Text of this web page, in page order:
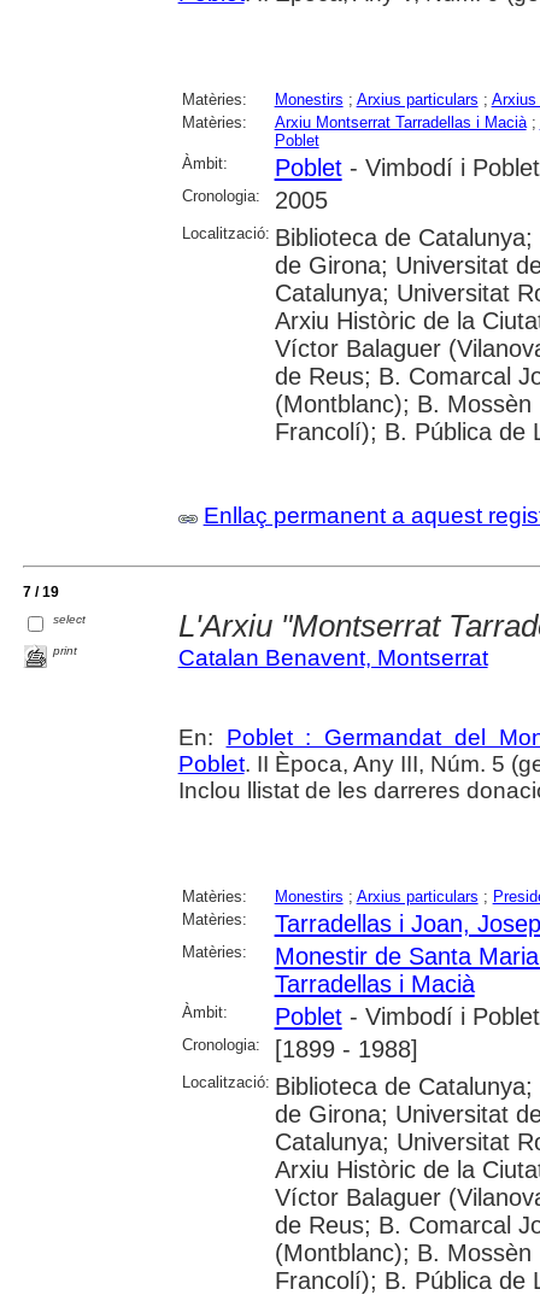
Matèries: Monestirs ; Arxius particulars ; Arxius
Matèries:
Arxiu Montserrat Tarradellas i Macià;
Poblet
Àmbit:
Poblet- Vimbodí i Poblet
Cronologia: 2005
Localització: Biblioteca de
de Girona; Universitat
Catalunya; Universitat
Arxiu Històric de la
Víctor Balaguer
de Reus; B. Comarcal
(Montblanc); B.
Francolí); B. Pública de
Enllaç permanent a aquest
7 / 19
select
print
L'Arxiu "Montserrat
Catalan Benavent, Montserrat
En: Poblet : Germandat del
Poblet. II Època, Any III, Núm. 5
Inclou llistat de les darreres
Matèries: Monestirs ; Arxius particulars ;
Matèries:
Tarradellas i Joan, Josep
Matèries:
Monestir de Santa
Tarradellas i Macià
Àmbit: Poblet- Vimbodí i Poblet
Cronologia: [1899 - 1988]
Localització: Biblioteca de
de Girona; Universitat
Catalunya; Universitat
Arxiu Històric de la
Víctor Balaguer
de Reus; B. Comarcal
(Montblanc); B.
Francolí); B. Pública de